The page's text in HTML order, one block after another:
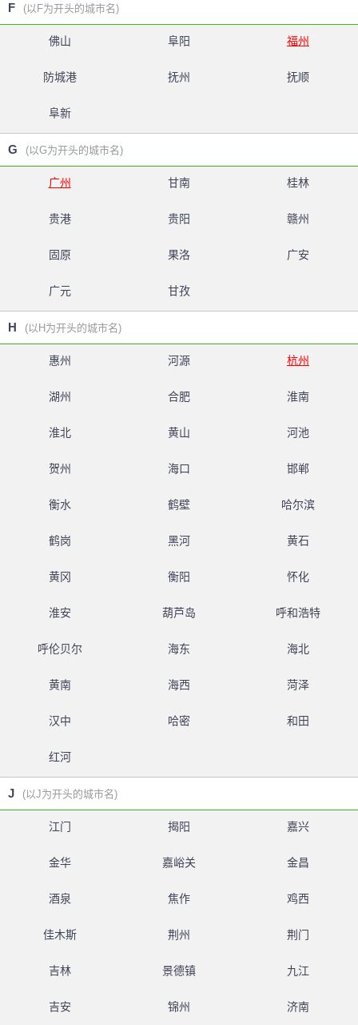
F (以F为开头的城市名)
佛山 阜阳 福州
防城港 抚州 抚顺
阜新
G (以G为开头的城市名)
广州 甘南 桂林
贵港 贵阳 赣州
固原 果洛 广安
广元 甘孜
H (以H为开头的城市名)
惠州 河源 杭州
湖州 合肥 淮南
淮北 黄山 河池
贺州 海口 邯郸
衡水 鹤壁 哈尔滨
鹤岗 黑河 黄石
黄冈 衡阳 怀化
淮安 葫芦岛 呼和浩特
呼伦贝尔 海东 海北
黄南 海西 菏泽
汉中 哈密 和田
红河
J (以J为开头的城市名)
江门 揭阳 嘉兴
金华 嘉峪关 金昌
酒泉 焦作 鸡西
佳木斯 荆州 荆门
吉林 景德镇 九江
吉安 锦州 济南